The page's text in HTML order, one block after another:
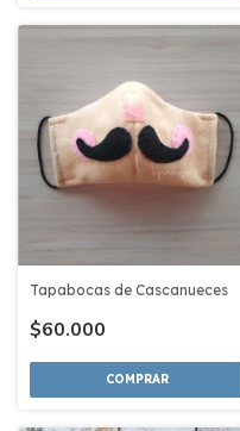
Tapabocas de Cascanueces
$60.000
COMPRAR